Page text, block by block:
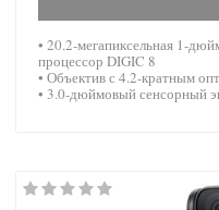
• 20.2-мегапиксельная 1-
процессор DIGIC 8
• Объектив с 4.2-кратным
• 3.0-дюймовый сенсорный